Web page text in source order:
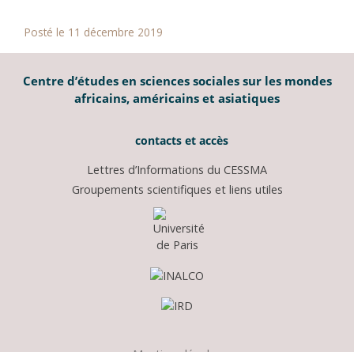
Posté le 11 décembre 2019
Centre d’études en sciences sociales sur les mondes
africains, américains et asiatiques
contacts et accès
Lettres d’Informations du CESSMA
Groupements scientifiques et liens utiles